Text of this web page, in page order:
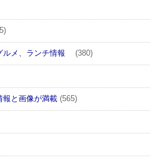
ルメ、ランチ情報 (380)
報と画像が満載 (565)